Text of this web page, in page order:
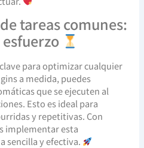
tareas comunes:
para optimizar cualquier
a medida, puedes
que se ejecuten al
Esto es ideal para
y repetitivas. Con
implementar esta
sencilla y efectiva.